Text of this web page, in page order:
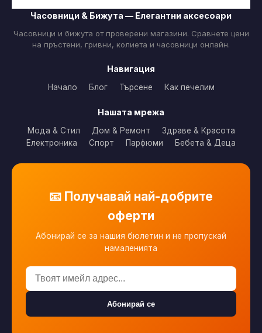
Часовници & Бижута — Елегантни аксесоари
Часовници и бижута от проверени магазини. Сравнете цени
на пръстени, гривни, колиета и часовници онлайн.
Навигация
Начало Блог Търсене Как печелим
Нашата мрежа
Мода & Стил Дом & Ремонт
Здраве & Красота
Електроника
Спорт Парфюми Бебета & Деца
📧 Получавай най-добрите
оферти
Абонирай се за нашия бюлетин и не пропускай
намаленията
Абонирай се